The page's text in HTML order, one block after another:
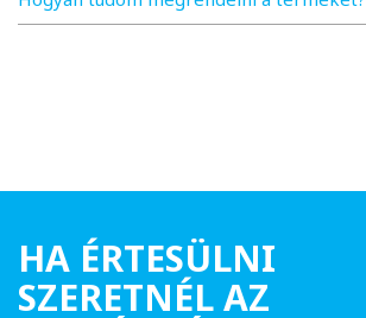
HA ÉRTESÜLNI
SZERETNÉL AZ